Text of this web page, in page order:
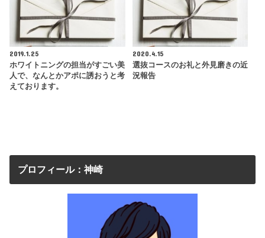
2019.1.25
ホワイトニングの担当がすごい美
人で、なんとかアポに誘おうと考
えております。
2020.4.15
選抜コースのお礼と外見磨きの近
況報告
プロフィール：神崎